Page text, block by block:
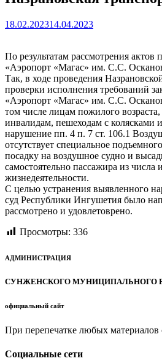
18.02.202314.04.2023
По результатам рассмотрения
«Аэропорт «Магас» им. С.С.
Так, в ходе проведения
проверки исполнения требований
«Аэропорт «Магас» им. С.С.
том числе лицам пожилого
инвалидам, пешеходам с колясками
нарушение пп. 4 п. 7 ст. 106.1
отсутствует специальное
посадку на воздушное судно и
самостоятельно пассажира из
жизнедеятельности.
С целью устранения выявленного
суд Республики Ингушетия было
рассмотрено и удовлетоврено.
Просмотры: 336
АДМИНИСТРАЦИЯ
СУНЖЕНСКОГО МУНИЦИПАЛЬНОГО
официальный сайт
При перепечатке любых материалов
Социальные сети